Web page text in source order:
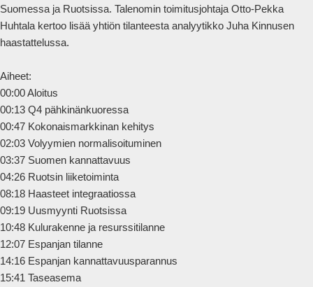
Suomessa ja Ruotsissa. Talenomin toimitusjohtaja Otto-Pekka
Huhtala kertoo lisää yhtiön tilanteesta analyytikko Juha Kinnusen
haastattelussa.
Aiheet:
00:00 Aloitus
00:13 Q4 pähkinänkuoressa
00:47 Kokonaismarkkinan kehitys
02:03 Volyymien normalisoituminen
03:37 Suomen kannattavuus
04:26 Ruotsin liiketoiminta
08:18 Haasteet integraatiossa
09:19 Uusmyynti Ruotsissa
10:48 Kulurakenne ja resurssitilanne
12:07 Espanjan tilanne
14:16 Espanjan kannattavuusparannus
15:41 Taseasema